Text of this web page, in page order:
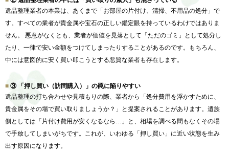
遺品整理業者の本業は、あくまで「お部屋の片付け、清掃、不用品の処分」で
す。すべての業者が貴金属や宝石の正しい鑑定眼を持っているわけではありま
せん。 悪意がなくとも、業者が価値を見落として「ただのゴミ」として処分し
たり、一律で安い金額をつけてしまったりすることがあるのです。もちろん、
中には意図的に安く買い叩こうとする悪質な業者も存在します。
③
「押し買い（訪問購入）」の罠に陥りやすい
遺品整理の打ち合わせや見積もりの際、業者から「処分費用を浮かすために、
貴金属をその場で買い取りましょうか？」と提案されることがあります。遺族
側としては「片付け費用が安くなるなら…」と、相場を調べる間もなくその場
で手放してしまいがちです。これが、いわゆる「押し買い」に近い状態を生み
出す原因になります。